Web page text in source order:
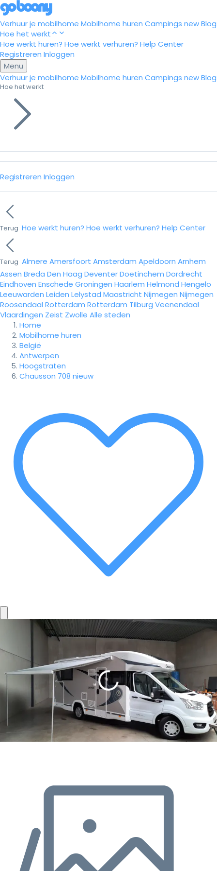
Verhuur je mobilhome Mobilhome huren Campings newBlog
Hoe het werkt
Hoe werkt huren? Hoe werkt verhuren? Help Center
Registreren Inloggen
Menu
Verhuur je mobilhome Mobilhome huren Campings newBlog
Hoe het werkt
Registreren Inloggen
Terug Hoe werkt huren? Hoe werkt verhuren? Help Center
Terug Almere Amersfoort Amsterdam Apeldoorn Arnhem
Assen Breda Den Haag DeventerDoetinchem Dordrecht
Eindhoven Enschede Groningen Haarlem Helmond Hengelo
Leeuwarden Leiden Lelystad Maastricht Nijmegen Nijmegen
Roosendaal Rotterdam Rotterdam Tilburg Veenendaal
Vlaardingen Zeist Zwolle Alle steden
Home
Mobilhome huren
België
Antwerpen
Hoogstraten
Chausson 708 nieuw